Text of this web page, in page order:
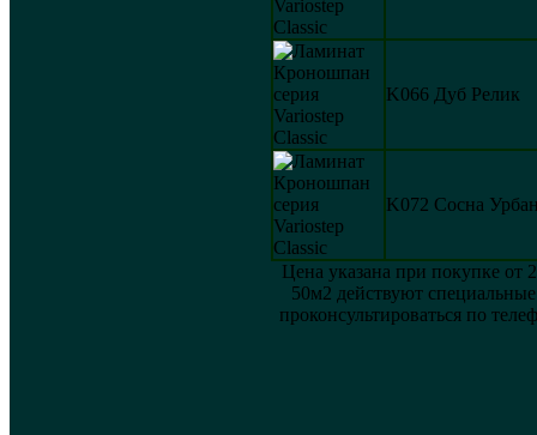
K066 Дуб Релик
K072 Сосна
Цена указана при покупке от
50м2 действуют
проконсультироваться по